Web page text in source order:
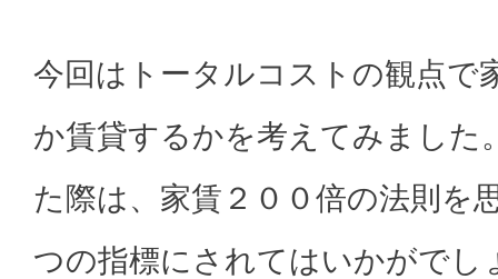
今回はトータルコストの観点で
か賃貸するかを考えてみました
た際は、家賃２００倍の法則を
つの指標にされてはいかがでし